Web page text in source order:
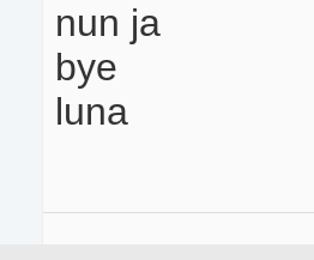
nun ja
bye
luna